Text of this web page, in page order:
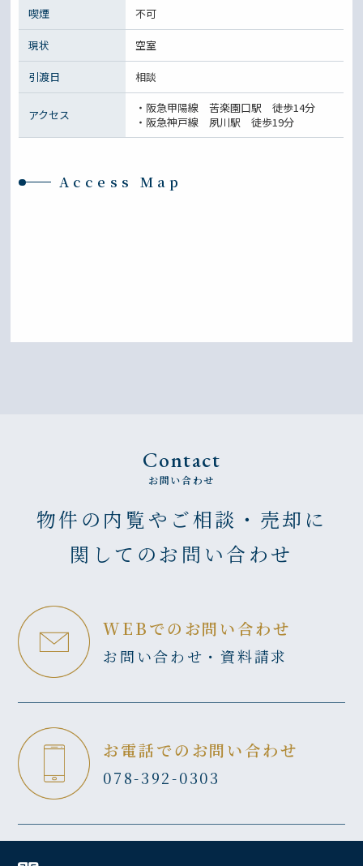
喫煙 不可
現状 空室
引渡日 相談
アクセス
・阪急甲陽線 苦楽園口駅 徒歩14分
・阪急神戸線 夙川駅 徒歩19分
Access Map
Contact
お問い合わせ
物件の内覧やご相談・売却に
関してのお問い合わせ
WEBでのお問い合わせ
お問い合わせ・資料請求
お電話でのお問い合わせ
078-392-0303